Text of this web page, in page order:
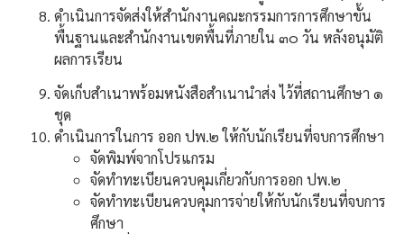
ดำเนินการจัดส่งให้สำนักงานคณะกรรมการการศึกษาขั้น
พื้นฐานและสำนักงานเขตพื้นที่ภายใน ๓๐ วัน หลังอนุมัติ
ผลการเรียน
จัดเก็บสำเนาพร้อมหนังสือสำเนานำส่ง ไว้ที่สถานศึกษา ๑
ชุด
ดำเนินการในการ ออก ปพ.๒ ให้กับนักเรียนที่จบการศึกษา
จัดพิมพ์จากโปรแกรม
จัดทำทะเบียนควบคุมเกี่ยวกับการออก ปพ.๒
จัดทำทะเบียนควบคุมการจ่ายให้กับนักเรียนที่จบการ
ศึกษา